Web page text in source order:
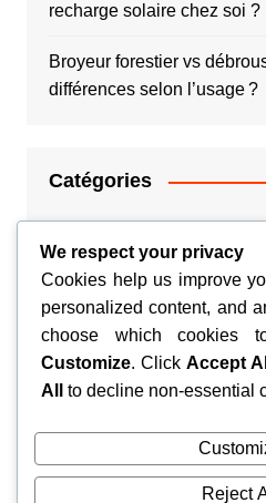
recharge solaire chez soi ?
Broyeur forestier vs
différences selon l’usage ?
Catégories
Couple
Habitation
Santé
We respect your privacy
Cookies help us improve
personalized content, and
choose which cookies
Customize. Click Accept All
All
to decline non-essential
Reject